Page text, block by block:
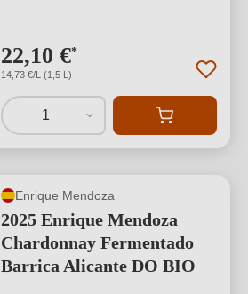
22,10 €*
14,73 €/L (1,5 L)
1
Enrique Mendoza
2025 Enrique Mendoza
Chardonnay Fermentado
Barrica Alicante DO BIO